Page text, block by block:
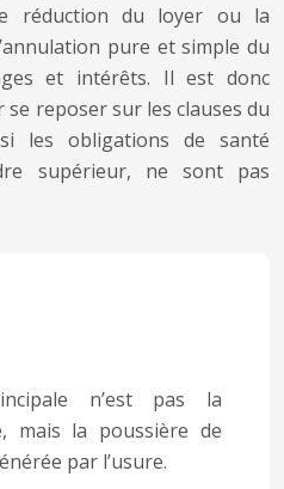
réduction du loyer ou la
pure et simple du
et intérêts. Il est donc
reposer sur les clauses du
les obligations de santé
supérieur, ne sont pas
n’est pas la
mais la poussière de
par l’usure.